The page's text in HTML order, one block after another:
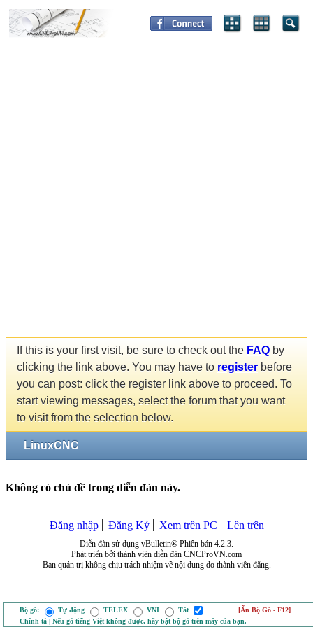
If this is your first visit, be sure to check out the FAQ by
clicking the link above. You may have to register before
you can post: click the register link above to proceed. To
start viewing messages, select the forum that you want
to visit from the selection below.
LinuxCNC
Không có chủ đề trong diễn đàn này.
Đăng nhập Đăng Ký Xem trên PC Lên trên
Diễn đàn sử dụng vBulletin® Phiên bản 4.2.3.
Phát triển bởi thành viên diễn đàn CNCProVN.com
Ban quản trị không chịu trách nhiệm về nội dung do thành viên đăng.
Bộ gõ: Tự động TELEX VNI Tắt
[Ẩn Bộ Gõ - F12]
Chính tả | Nếu gõ tiếng Việt không được, hãy bật bộ gõ trên máy của bạn.